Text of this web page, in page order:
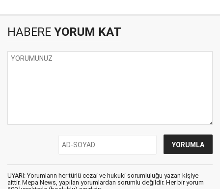
HABERE YORUM KAT
UYARI: Yorumların her türlü cezai ve hukuki sorumluluğu yazan kişiye
aittir. Mepa News, yapılan yorumlardan sorumlu değildir. Her bir yorum